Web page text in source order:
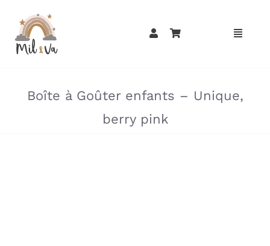
contenu
Boîte à Goûter enfants – Unique,
berry pink